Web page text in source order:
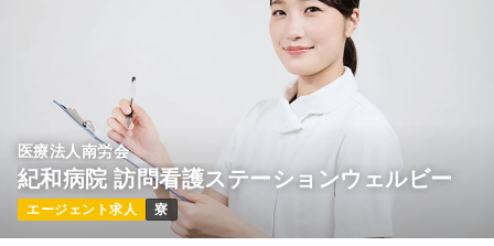
医療法人南労会
紀和病院 訪問看護ステーションウェルビー
エージェント求人 寮